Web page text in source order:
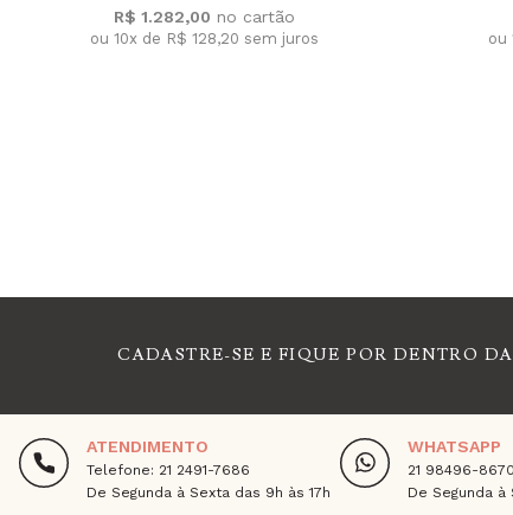
R$ 1.282,00
ou 10x de R$ 128,20 sem juros ou
CADASTRE-SE E FIQUE POR DENTRO
ATENDIMENTO
Telefone: 21 2491-7686
De Segunda à Sexta das 9h às 17h
WHATSAPP
21 98496-8670
De Segunda à